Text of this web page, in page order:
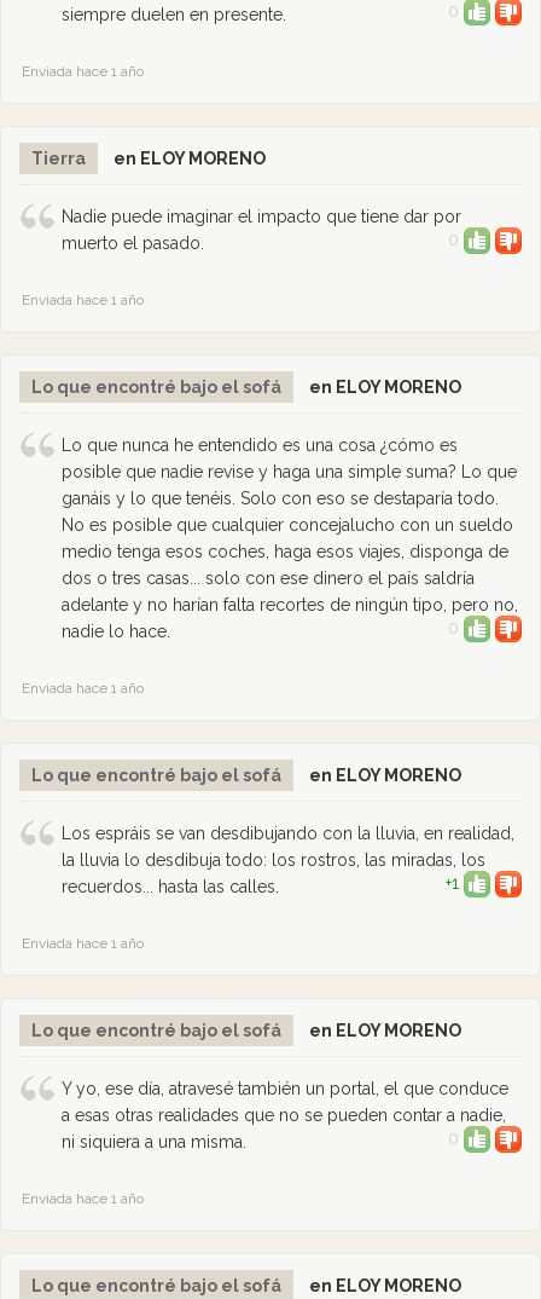
siempre duelen en presente. 0
Enviada hace 1 año
Tierra en ELOY MORENO
Nadie puede imaginar el impacto que tiene dar por
muerto el pasado.
0
Enviada hace 1 año
Lo que encontré bajo el sofá en ELOY MORENO
Lo que nunca he entendido es una cosa ¿cómo es
posible que nadie revise y haga una simple suma? Lo que
ganáis y lo que tenéis. Solo con eso se destaparía todo.
No es posible que cualquier concejalucho con un sueldo
medio tenga esos coches, haga esos viajes, disponga de
dos o tres casas... solo con ese dinero el país saldría
adelante y no harían falta recortes de ningún tipo, pero no,
nadie lo hace.
0
Enviada hace 1 año
Lo que encontré bajo el sofá en ELOY MORENO
Los espráis se van desdibujando con la lluvia, en realidad,
la lluvia lo desdibuja todo: los rostros, las miradas, los
recuerdos... hasta las calles.
+1
Enviada hace 1 año
Lo que encontré bajo el sofá en ELOY MORENO
Y yo, ese día, atravesé también un portal, el que conduce
a esas otras realidades que no se pueden contar a nadie,
ni siquiera a una misma.
0
Enviada hace 1 año
Lo que encontré bajo el sofá en ELOY MORENO